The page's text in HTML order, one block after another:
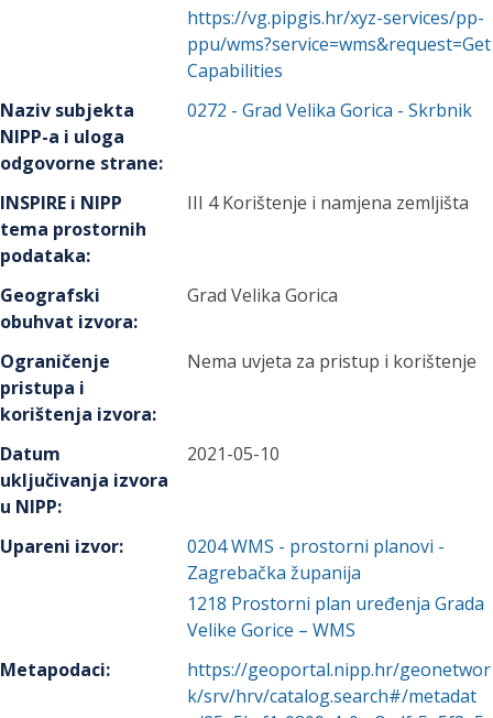
https://vg.pipgis.hr/xyz-services/pp-
ppu/wms?service=wms&request=Get
Capabilities
Naziv subjekta
NIPP-a i uloga
odgovorne strane:
0272 -Grad Velika Gorica - Skrbnik
INSPIRE i NIPP
tema prostornih
podataka:
III 4 Korištenje i namjena zemljišta
Geografski
obuhvat izvora:
Grad Velika Gorica
Ograničenje
pristupa i
korištenja izvora:
Nema uvjeta za pristup i korištenje
Datum
uključivanja izvora
u NIPP:
2021-05-10
Upareni izvor: 0204WMS - prostorni planovi -
Zagrebačka županija
1218 Prostorni plan uređenja Grada
Velike Gorice – WMS
Metapodaci:
https://geoportal.nipp.hr/geonetwor
k/srv/hrv/catalog.search#/metadat